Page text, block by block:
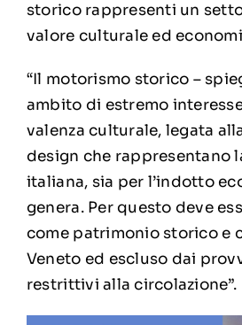
storico rappresenti un
valore culturale ed
“Il motorismo storico –
ambito di estremo
valenza culturale, legata
design che rappresentano
italiana, sia per l’indotto
genera. Per questo deve
come patrimonio storico e
Veneto ed escluso dai
restrittivi alla circolazione”.